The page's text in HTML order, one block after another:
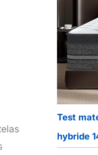
Test
hybride